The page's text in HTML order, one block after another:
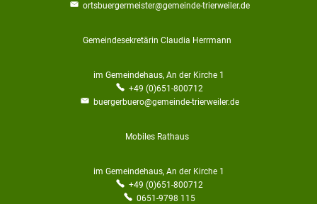
ortsbuergermeister@gemeinde-trierweiler.de
Gemeindesekretärin Claudia Herrmann
im Gemeindehaus, An der Kirche 1
+49 (0)651-800712
buergerbuero@gemeinde-trierweiler.de
Mobiles Rathaus
im Gemeindehaus, An der Kirche 1
+49 (0)651-800712
0651-9798 115